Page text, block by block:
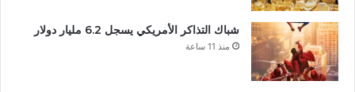
شباك التذاكر الأمريكي يسجل 6.2 مليار دولار
منذ 11 ساعة